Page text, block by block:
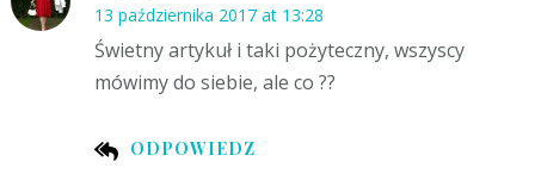
13 października 2017 at 13:28
ODPOWIEDZ
Świetny artykuł i taki pożyteczny, wszyscy
mówimy do siebie, ale co ??